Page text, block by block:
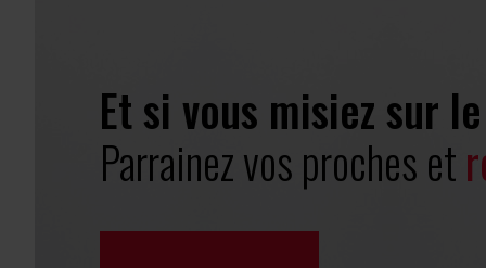
Et si vous misiez sur
Parrainez vos proches et